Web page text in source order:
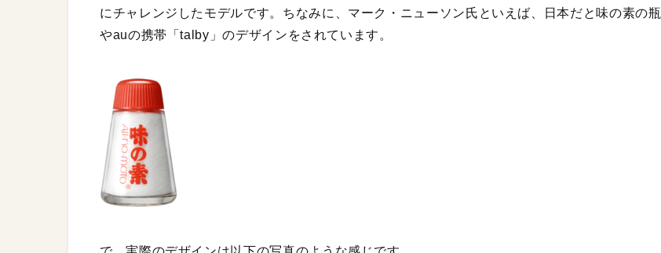
にチャレンジしたモデルです。ちなみに、マーク・ニューソン氏といえば、日本だと味の素の瓶
やauの携帯「talby」のデザインをされています。